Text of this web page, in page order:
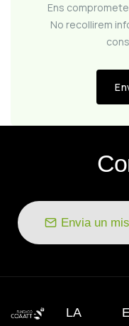
Ens
No recollirem
Envia un
LA